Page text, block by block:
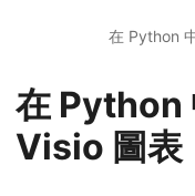
在 Python
在 Python
Visio 圖表